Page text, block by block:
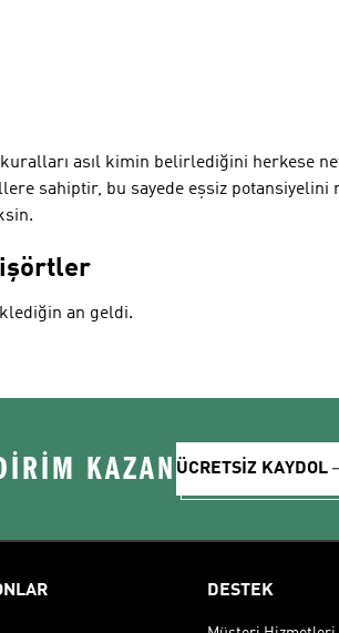
asıl kimin belirlediğini herkese
sahiptir, bu sayede eşsiz potansiyelini
an geldi.
KAZAN ÜCRETSİZ KAYDOL
DESTEK